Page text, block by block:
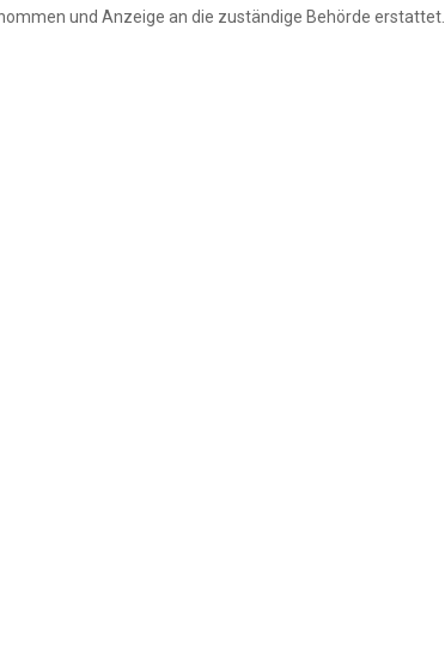
und Anzeige an die zuständige Behörde erstattet.